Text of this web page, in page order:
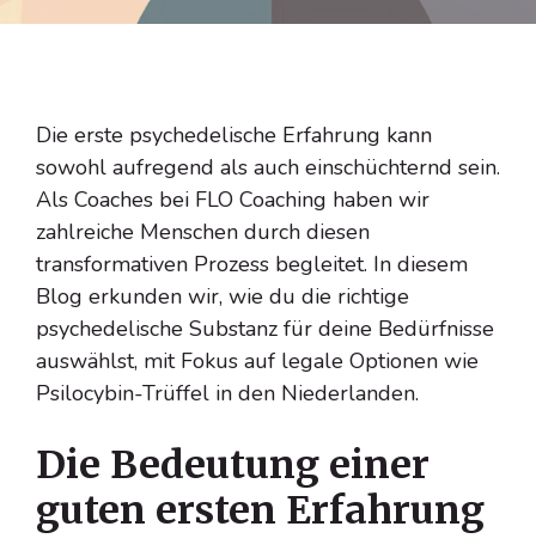
Die erste psychedelische Erfahrung kann
sowohl aufregend als auch einschüchternd sein.
Als Coaches bei FLO Coaching haben wir
zahlreiche Menschen durch diesen
transformativen Prozess begleitet. In diesem
Blog erkunden wir, wie du die richtige
psychedelische Substanz für deine Bedürfnisse
auswählst, mit Fokus auf legale Optionen wie
Psilocybin-Trüffel in den Niederlanden.
Die Bedeutung einer
guten ersten Erfahrung